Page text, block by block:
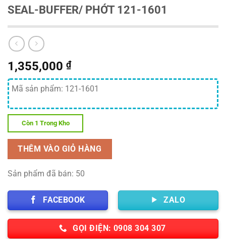
SEAL-BUFFER/ PHỚT 121-1601
1,355,000 ₫
Mã sản phẩm: 121-1601
Còn 1 Trong Kho
THÊM VÀO GIỎ HÀNG
Sản phẩm đã bán: 50
FACEBOOK ZALO
GỌI ĐIỆN: 0908 304 307